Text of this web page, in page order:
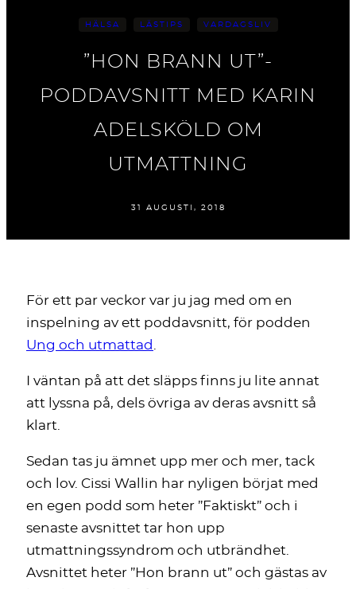
HÄLSA LÄSTIPS VARDAGSLIV
”HON BRANN UT”-
PODDAVSNITT MED KARIN
ADELSKÖLD OM
UTMATTNING
31 AUGUSTI, 2018
För ett par veckor var ju jag med om en
inspelning av ett poddavsnitt, för podden
Ung och utmattad
I väntan på att det släpps finns ju lite annat
att lyssna på, dels övriga av deras avsnitt så
klart.
Sedan tas ju ämnet upp mer och mer, tack
och lov. Cissi Wallin har nyligen börjat med
en egen podd som heter ”Faktiskt” och i
senaste avsnittet tar hon upp
utmattningssyndrom och utbrändhet.
Avsnittet heter ”Hon brann ut” och gästas av